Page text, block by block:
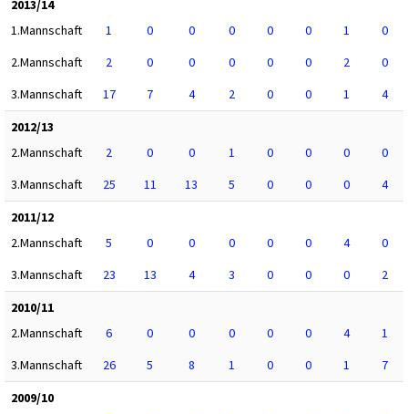
2013/14
1.Mannschaft
1 0 0 0 0 0 1
0
2.Mannschaft
2 0 0 0 0 0 2
0
3.Mannschaft
17 7 4 2 0 0 1
4
2012/13
2.Mannschaft
2 0 0 1 0 0 0
0
3.Mannschaft
25 11 13 5 0 0 0
4
2011/12
2.Mannschaft
5 0 0 0 0 0 4
0
3.Mannschaft
23 13 4 3 0 0 0
2
2010/11
2.Mannschaft
6 0 0 0 0 0 4
1
3.Mannschaft
26 5 8 1 0 0 1
7
2009/10